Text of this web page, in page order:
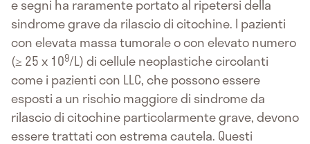
e segni ha raramente portato al ripetersi della
sindrome grave da rilascio di citochine. I pazienti
con elevata massa tumorale o con elevato numero
(≥ 25 x 109/L) di cellule neoplastiche circolanti
come i pazienti con LLC, che possono essere
esposti a un rischio maggiore di sindrome da
rilascio di citochine particolarmente grave, devono
essere trattati con estrema cautela. Questi